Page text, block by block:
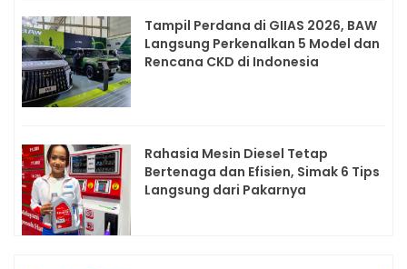
Tampil Perdana di GIIAS 2026, BAW
Langsung Perkenalkan 5 Model dan
Rencana CKD di Indonesia
Rahasia Mesin Diesel Tetap
Bertenaga dan Efisien, Simak 6 Tips
Langsung dari Pakarnya